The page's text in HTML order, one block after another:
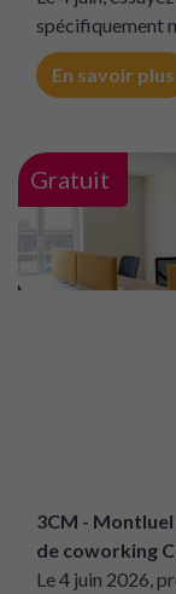
spécifiquement
En savoir plus
Gratuit
3CM -
de coworking
Le 4 juin 2026,